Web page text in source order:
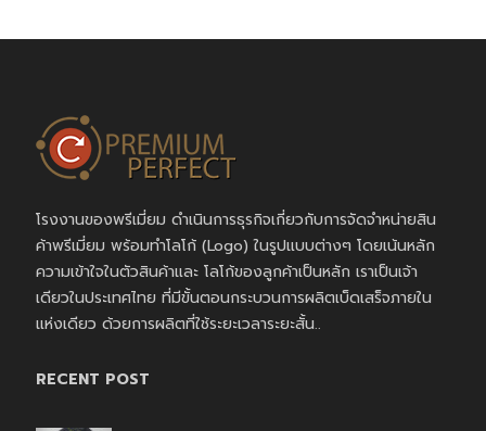
โรงงานของพรีเมี่ยม ดำเนินการธุรกิจเกี่ยวกับการจัดจำหน่ายสิน
ค้าพรีเมี่ยม พร้อมทำโลโก้ (Logo) ในรูปแบบต่างๆ โดยเน้นหลัก
ความเข้าใจในตัวสินค้าและ โลโก้ของลูกค้าเป็นหลัก เราเป็นเจ้า
เดียวในประเทศไทย ที่มีขั้นตอนกระบวนการผลิตเบ็ดเสร็จภายใน
แห่งเดียว ด้วยการผลิตที่ใช้ระยะเวลาระยะสั้น..
RECENT POST